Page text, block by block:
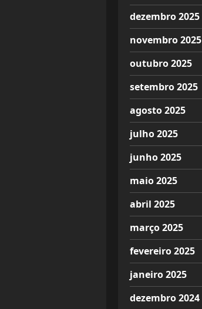
dezembro 2025
novembro 2025
outubro 2025
setembro 2025
agosto 2025
julho 2025
junho 2025
maio 2025
abril 2025
março 2025
fevereiro 2025
janeiro 2025
dezembro 2024